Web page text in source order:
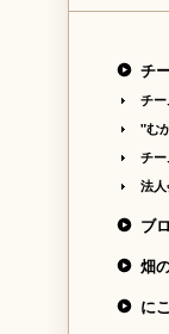
チ
チ
"む
チ
法
ブ
畑
に